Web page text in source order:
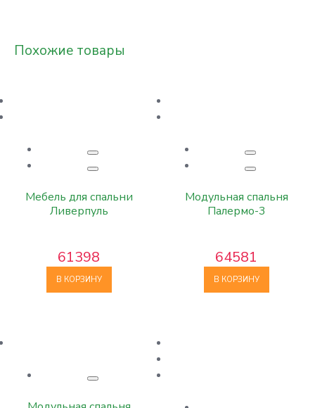
Похожие товары
Мебель для спальни
Ливерпуль
61398
В КОРЗИНУ
Модульная спальня
Палермо-3
64581
В КОРЗИНУ